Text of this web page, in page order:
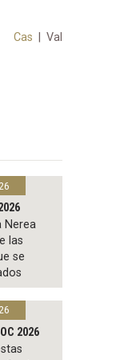
Cas Val
Nerea
las
se
2026